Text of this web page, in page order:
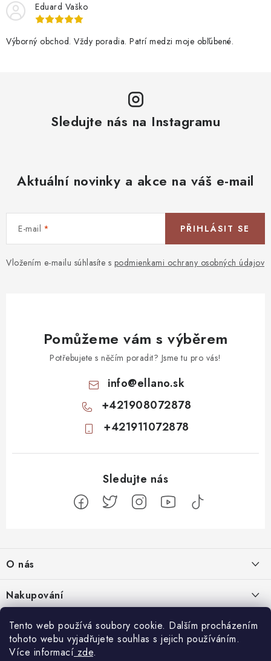
Tento web používá soubory cookie. Dalším procházením
tohoto webu vyjadřujete souhlas s jejich používáním.
Více informací zde.
Eduard Vaško
Výborný obchod. Vždy poradia. Patrí medzi moje obľúbené.
Sledujte nás na Instagramu
Aktuální novinky a akce na váš e-mail
E-mail
Vložením e-mailu súhlasíte s podmienkami ochrany osobných údajov
PŘIHLÁSIT SE
Pomůžeme vám s výběrem
Potřebujete s něčím poradit? Jsme tu pro vás!
info@ellano.sk
+421908072878
+421911072878
p
a
t
O nás
Profil firmy
Produktové stránky
Nejčastejší otázky
Nakupování
Odstoupit od smlouvy
Obchodní podmínky
Blog
Nenápadný začátek, totální mindfuck na konci: 11 filmů, které vás
Facebook